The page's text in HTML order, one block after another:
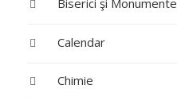
Biserici şi Monumente
Calendar
Chimie